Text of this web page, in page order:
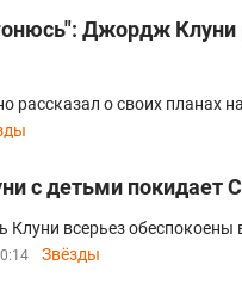
Джордж Клуни
рассказал о своих планах
с детьми покидает
всерьез обеспокоены
Звёзды